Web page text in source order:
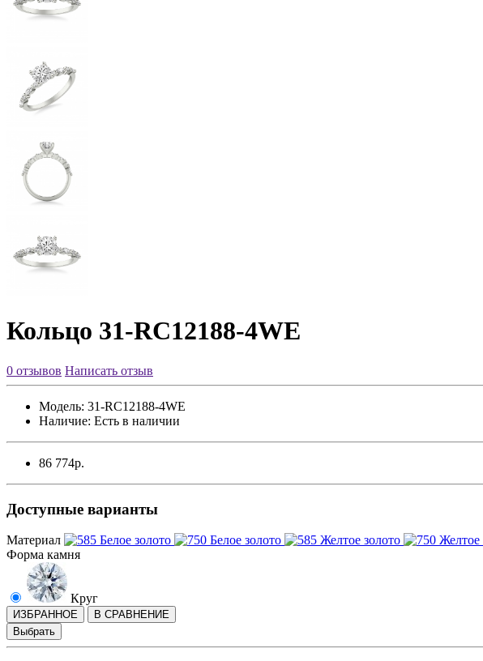
Кольцо 31-RC12188-4WE
0 отзывов Написать отзыв
Модель: 31-RC12188-4WE
Наличие: Есть в наличии
86 774р.
Доступные варианты
Материал
Форма камня
Круг
ИЗБРАННОЕ
В СРАВНЕНИЕ
Выбрать